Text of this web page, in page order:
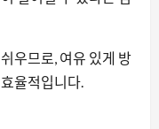
우므로, 여유 있게 방
율적입니다.